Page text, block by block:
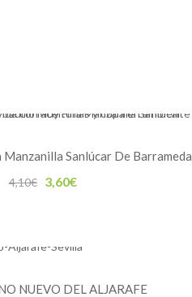
Sanlúcar De Barrameda
4,10€ El
4,10€.
3,60€
3,60€.
NUEVO DEL ALJARAFE